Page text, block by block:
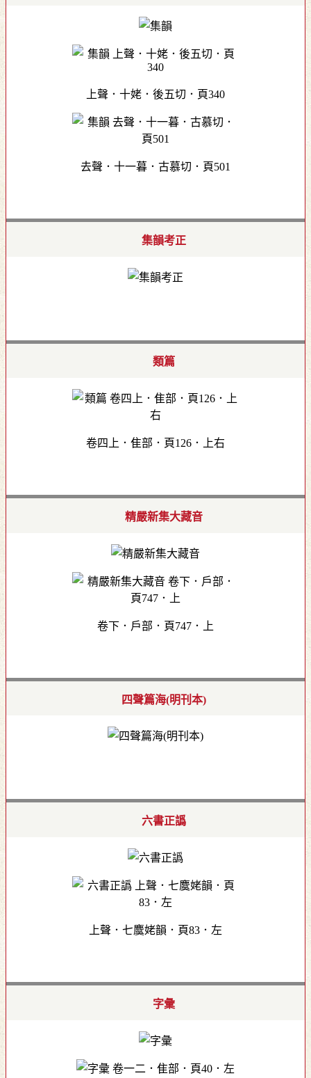
上聲．十姥．後五切．頁340
去聲．十一暮．古慕切．頁501
集韻考正
類篇
卷四上．隹部．頁126．上右
精嚴新集大藏音
卷下．戶部．頁747．上
四聲篇海(明刊本)
六書正譌
上聲．七麌姥韻．頁83．左
字彙